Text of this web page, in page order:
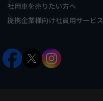
社用車を売りたい方へ
提携企業様向け社員用サービス